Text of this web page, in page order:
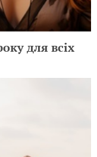
для всіх